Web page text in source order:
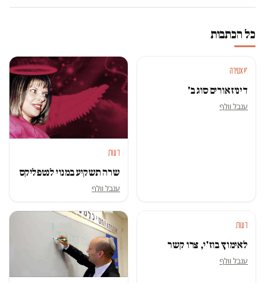
כל הכתבות
סאטירה
דינוזאורים סוג ב'
ענבל וולף
דעות
שרה תשקיע במנוי לנטפליקס
ענבל וולף
דעות
לאימוץ בוז'י, צרו קשר
ענבל וולף